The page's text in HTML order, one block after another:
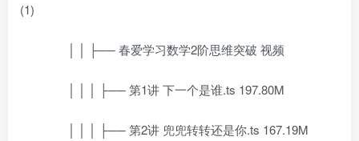
(1)
│ │ ├── 春爱学习数学2阶思维突破 视频
│ │ │ ├── 第1讲 下一个是谁.ts 197.80M
│ │ │ ├── 第2讲 兜兜转转还是你.ts 167.19M